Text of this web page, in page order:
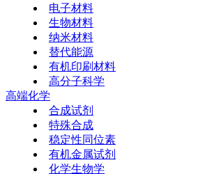
电子材料
生物材料
纳米材料
替代能源
有机印刷材料
高分子科学
高端化学
合成试剂
特殊合成
稳定性同位素
有机金属试剂
化学生物学